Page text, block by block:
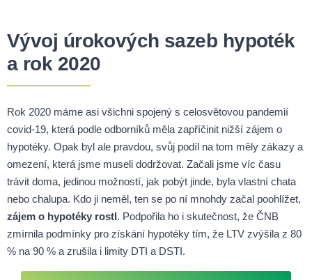
Vývoj úrokových sazeb hypoték
a rok 2020
Rok 2020 máme asi všichni spojený s celosvětovou pandemií
covid-19, která podle odborníků měla zapříčinit nižší zájem o
hypotéky. Opak byl ale pravdou, svůj podíl na tom měly zákazy a
omezení, která jsme museli dodržovat. Začali jsme víc času
trávit doma, jedinou možností, jak pobýt jinde, byla vlastní chata
nebo chalupa. Kdo ji neměl, ten se po ní mnohdy začal poohlížet,
zájem o hypotéky rostl. Podpořila ho i skutečnost, že ČNB
zmírnila podmínky pro získání hypotéky tím, že LTV zvýšila z 80
% na 90 % a zrušila i limity DTI a DSTI.